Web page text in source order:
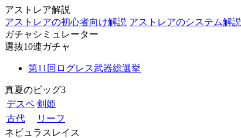
アストレア解説
アストレアの初心者向け解説 アストレアのシステム解説
ガチャシミュレーター
選抜10連ガチャ
第11回ログレス武器総選挙
真夏のビッグ3
デスペ 剣姫
古代
リーフ
ネビュラスレイス